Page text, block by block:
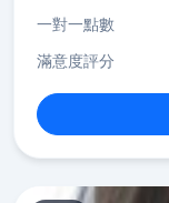
一對一點數
滿意度評分